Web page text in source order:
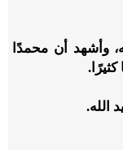
وأشهد أن محمدًا
الله.